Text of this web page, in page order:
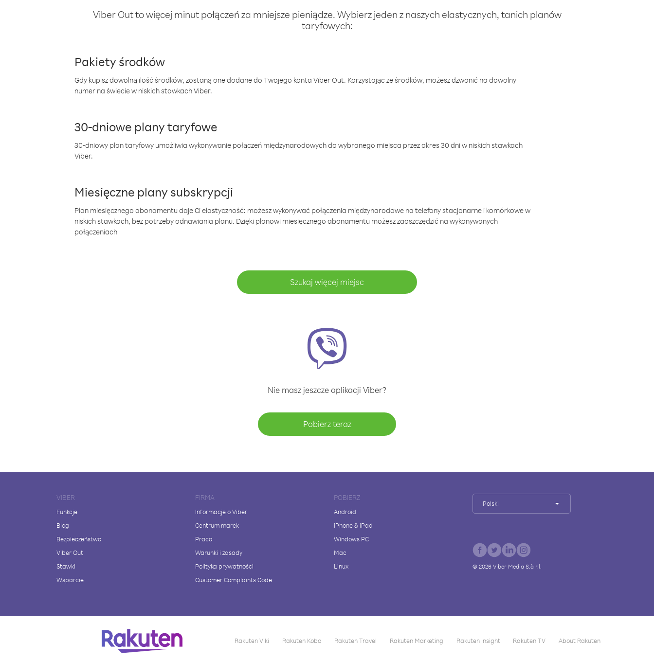
Viber Out to więcej minut połączeń za mniejsze pieniądze. Wybierz jeden z naszych elastycznych, tanich planów
taryfowych:
Pakiety środków
Gdy kupisz dowolną ilość środków, zostaną one dodane do Twojego konta Viber Out. Korzystając ze środków, możesz dzwonić na dowolny
numer na świecie w niskich stawkach Viber.
30-dniowe plany taryfowe
30-dniowy plan taryfowy umożliwia wykonywanie połączeń międzynarodowych do wybranego miejsca przez okres 30 dni w niskich stawkach
Viber.
Miesięczne plany subskrypcji
Plan miesięcznego abonamentu daje Ci elastyczność: możesz wykonywać połączenia międzynarodowe na telefony stacjonarne i komórkowe w
niskich stawkach, bez potrzeby odnawiania planu. Dzięki planowi miesięcznego abonamentu możesz zaoszczędzić na wykonywanych
połączeniach
Szukaj więcej miejsc
Nie masz jeszcze aplikacji Viber?
Pobierz teraz
VIBER
Funkcje
Blog
Bezpieczeństwo
Viber Out
Stawki
Wsparcie
FIRMA
Informacje o Viber
Centrum marek
Praca
Warunki i zasady
Polityka prywatności
Customer Complaints Code
POBIERZ
Android
iPhone & iPad
Windows PC
Mac
Linux
Polski
© 2026 Viber Media S.à r.l.
Rakuten Viki Rakuten Kobo Rakuten Travel Rakuten Marketing Rakuten Insight Rakuten TV About Rakuten